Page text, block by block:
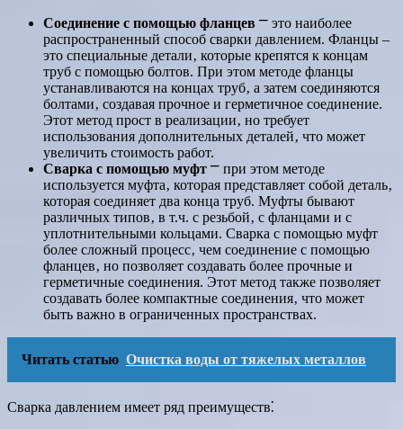
Соединение с помощью фланцев ⎻ это наиболее
распространенный способ сварки давлением. Фланцы ‒
это специальные детали‚ которые крепятся к концам
труб с помощью болтов. При этом методе фланцы
устанавливаются на концах труб‚ а затем соединяются
болтами‚ создавая прочное и герметичное соединение.
Этот метод прост в реализации‚ но требует
использования дополнительных деталей‚ что может
увеличить стоимость работ.
Сварка с помощью муфт ⎻ при этом методе
используется муфта‚ которая представляет собой деталь‚
которая соединяет два конца труб. Муфты бывают
различных типов‚ в т.ч. с резьбой‚ с фланцами и с
уплотнительными кольцами. Сварка с помощью муфт
более сложный процесс‚ чем соединение с помощью
фланцев‚ но позволяет создавать более прочные и
герметичные соединения. Этот метод также позволяет
создавать более компактные соединения‚ что может
быть важно в ограниченных пространствах.
Читать статью Очистка воды от тяжелых металлов
Сварка давлением имеет ряд преимуществ⁚